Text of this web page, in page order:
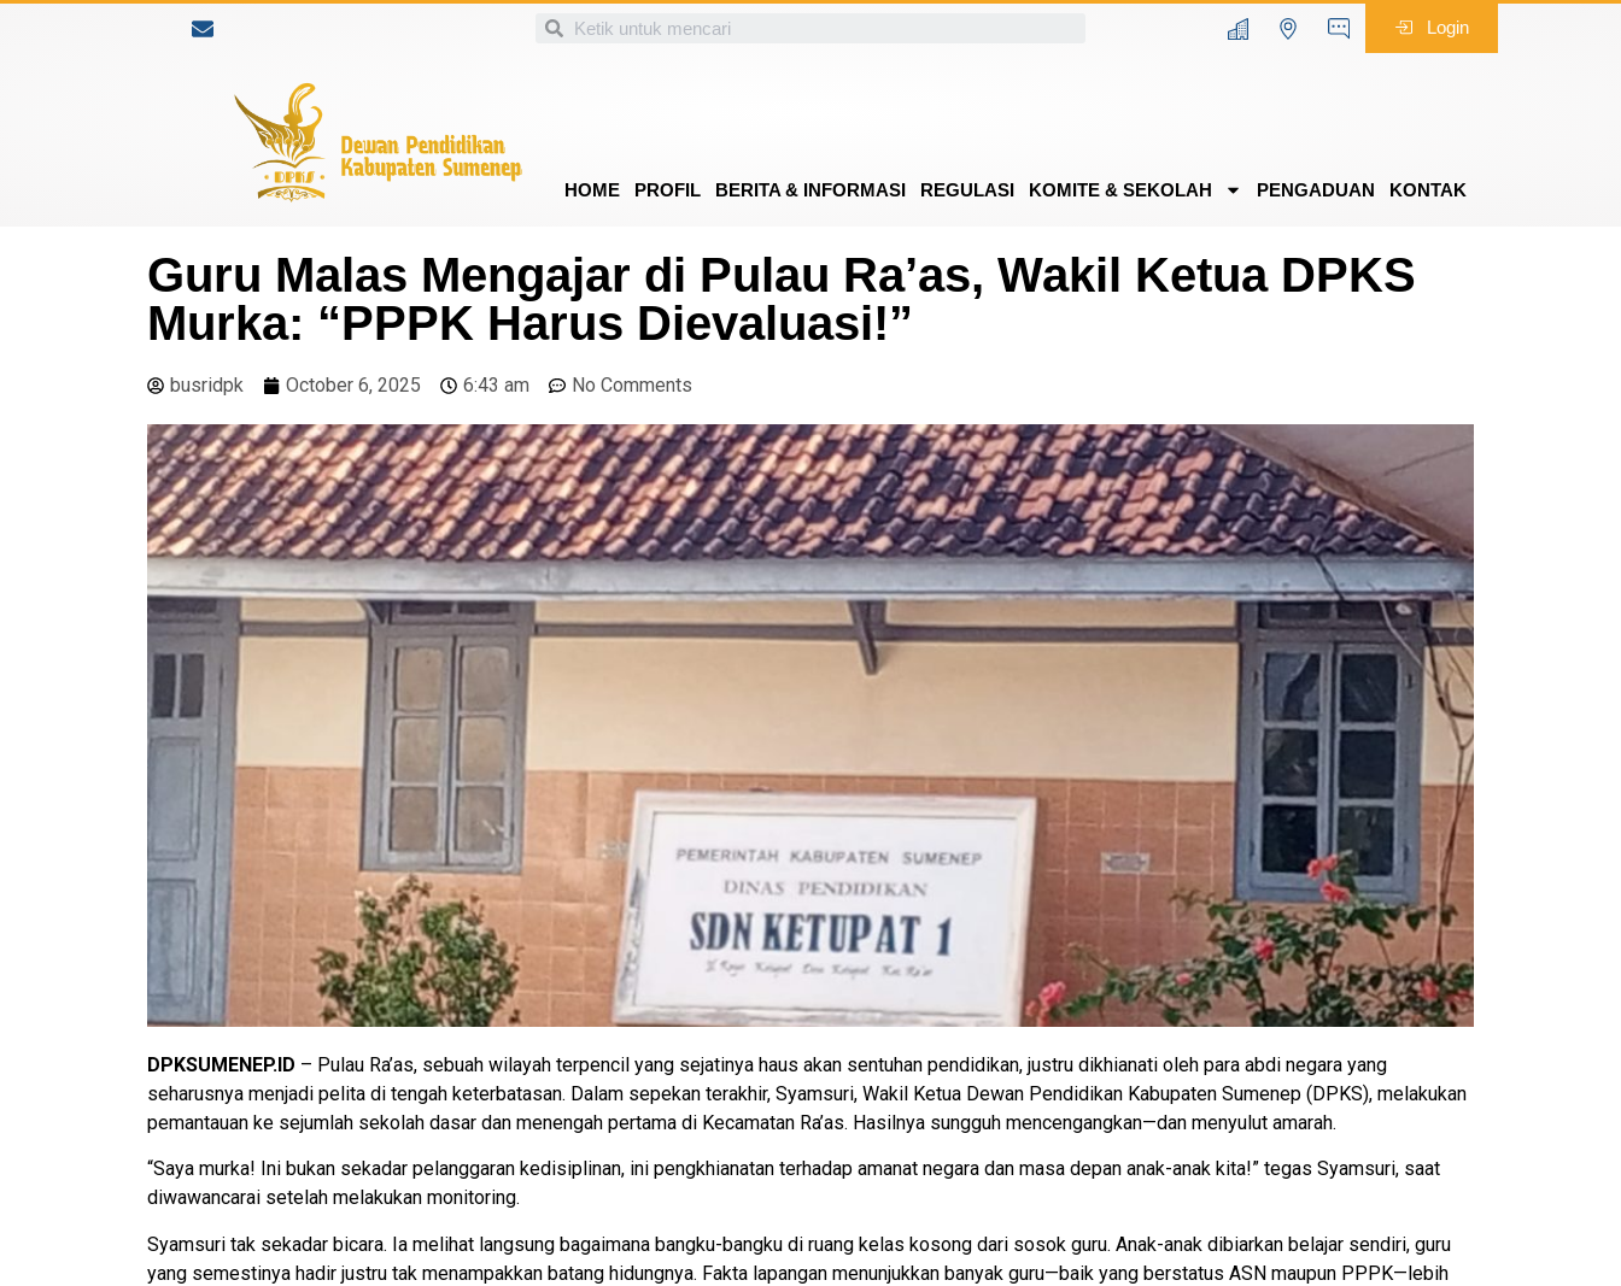
Login
HOME PROFIL BERITA & INFORMASI REGULASI KOMITE & SEKOLAH PENGADUAN KONTAK
Guru Malas Mengajar di Pulau Ra’as, Wakil Ketua DPKS
Murka: “PPPK Harus Dievaluasi!”
busridpk October 6, 2025 6:43 am No Comments
DPKSUMENEP.ID – Pulau Ra’as, sebuah wilayah terpencil yang sejatinya haus akan sentuhan pendidikan, justru dikhianati oleh para abdi negara yang
seharusnya menjadi pelita di tengah keterbatasan. Dalam sepekan terakhir, Syamsuri, Wakil Ketua Dewan Pendidikan Kabupaten Sumenep (DPKS), melakukan
pemantauan ke sejumlah sekolah dasar dan menengah pertama di Kecamatan Ra’as. Hasilnya sungguh mencengangkan—dan menyulut amarah.
“Saya murka! Ini bukan sekadar pelanggaran kedisiplinan, ini pengkhianatan terhadap amanat negara dan masa depan anak-anak kita!” tegas Syamsuri, saat
diwawancarai setelah melakukan monitoring.
Syamsuri tak sekadar bicara. Ia melihat langsung bagaimana bangku-bangku di ruang kelas kosong dari sosok guru. Anak-anak dibiarkan belajar sendiri, guru
yang semestinya hadir justru tak menampakkan batang hidungnya. Fakta lapangan menunjukkan banyak guru—baik yang berstatus ASN maupun PPPK—lebih